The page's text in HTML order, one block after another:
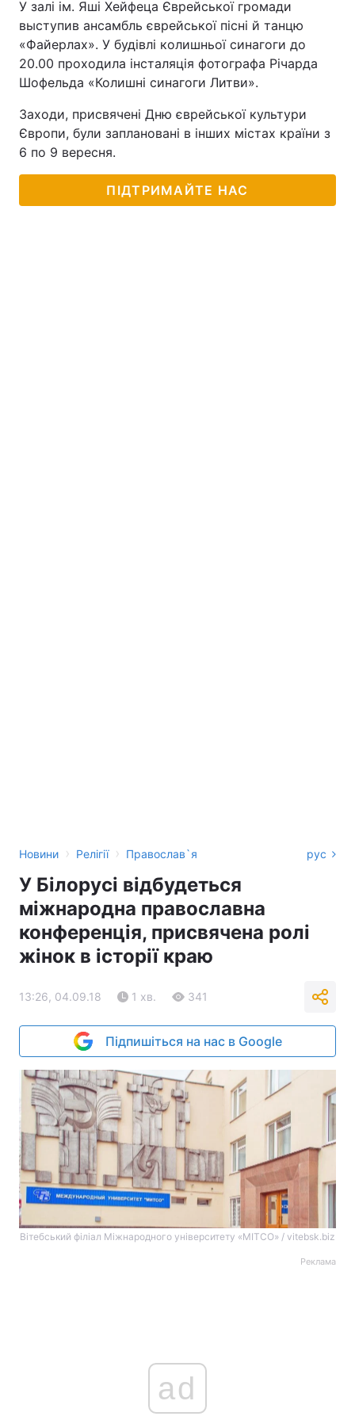
У залі ім. Яші Хейфеца Єврейської громади
выступив ансамбль єврейської пісні й танцю
«Файерлах». У будівлі колишньої синагоги до
20.00 проходила інсталяція фотографа Річарда
Шофельда «Колишні синагоги Литви».
Заходи, присвячені Дню єврейської культури
Європи, були заплановані в інших містах країни з
6 по 9 вересня.
ПІДТРИМАЙТЕ НАС
Новини › Релігії › Православ`я рус
У Білорусі відбудеться
міжнародна православна
конференція, присвячена ролі
жінок в історії краю
13:26, 04.09.18 1 хв. 341
Підпишіться на нас в Google
Вітебський філіал Міжнародного університету «МІТСО» / vitebsk.biz
Реклама
ad